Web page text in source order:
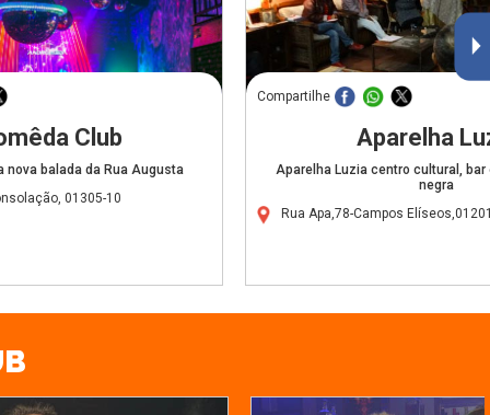
Club
nova balada da Rua Augusta
01305-10
Compartilhe
Aparelha
Aparelha Luzia centro cultural,
negra
Rua Apa,78-Campos